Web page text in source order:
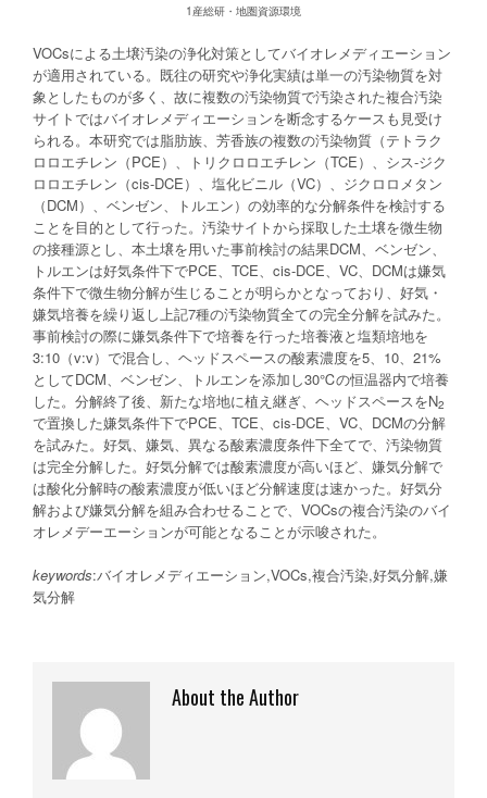
1産総研・地圏資源環境
VOCsによる土壌汚染の浄化対策としてバイオレメディエーション
が適用されている。既往の研究や浄化実績は単一の汚染物質を対
象としたものが多く、故に複数の汚染物質で汚染された複合汚染
サイトではバイオレメディエーションを断念するケースも見受け
られる。本研究では脂肪族、芳香族の複数の汚染物質（テトラク
ロロエチレン（PCE）、トリクロロエチレン（TCE）、シス-ジク
ロロエチレン（cis-DCE）、塩化ビニル（VC）、ジクロロメタン
（DCM）、ベンゼン、トルエン）の効率的な分解条件を検討する
ことを目的として行った。汚染サイトから採取した土壌を微生物
の接種源とし、本土壌を用いた事前検討の結果DCM、ベンゼン、
トルエンは好気条件下でPCE、TCE、cis-DCE、VC、DCMは嫌気
条件下で微生物分解が生じることが明らかとなっており、好気・
嫌気培養を繰り返し上記7種の汚染物質全ての完全分解を試みた。
事前検討の際に嫌気条件下で培養を行った培養液と塩類培地を
3:10（v:v）で混合し、ヘッドスペースの酸素濃度を5、10、21%
としてDCM、ベンゼン、トルエンを添加し30℃の恒温器内で培養
した。分解終了後、新たな培地に植え継ぎ、ヘッドスペースをN2
で置換した嫌気条件下でPCE、TCE、cis-DCE、VC、DCMの分解
を試みた。好気、嫌気、異なる酸素濃度条件下全てで、汚染物質
は完全分解した。好気分解では酸素濃度が高いほど、嫌気分解で
は酸化分解時の酸素濃度が低いほど分解速度は速かった。好気分
解および嫌気分解を組み合わせることで、VOCsの複合汚染のバイ
オレメデーエーションが可能となることが示唆された。
keywords:バイオレメディエーション,VOCs,複合汚染,好気分解,嫌
気分解
About the Author